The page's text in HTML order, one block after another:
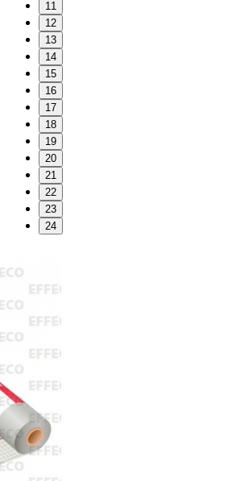
11
12
13
14
15
16
17
18
19
20
21
22
23
24